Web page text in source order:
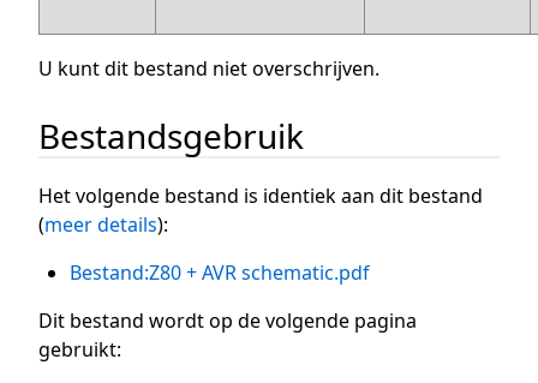
U kunt dit bestand niet overschrijven.
Bestandsgebruik
Het volgende bestand is identiek aan dit bestand
(meer details):
Bestand:Z80 + AVR schematic.pdf
Dit bestand wordt op de volgende pagina
gebruikt: